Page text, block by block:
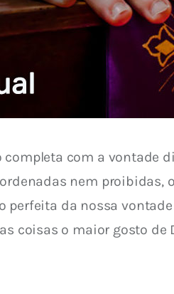
com a vontade
nem proibidas,
da nossa
coisas o maior gosto de